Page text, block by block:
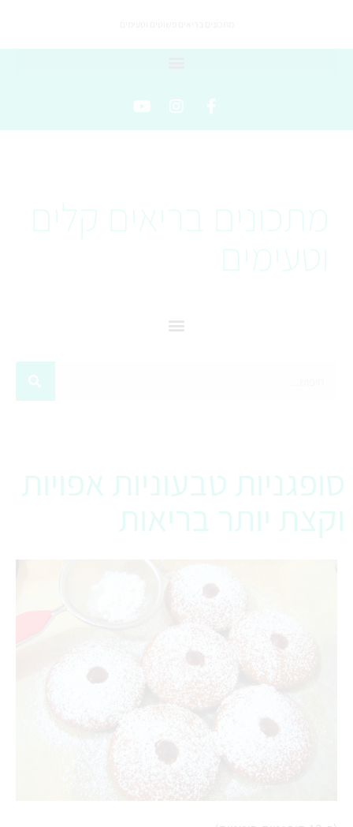
מתכונים בריאים קלים
וטעימים
סופגניות טבעוניות אפויות
וקצת יותר בריאות